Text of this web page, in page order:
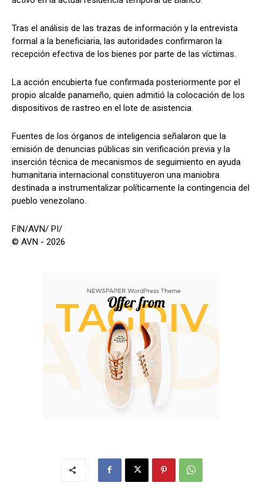
Tras el análisis de las trazas de información y la entrevista
formal a la beneficiaria, las autoridades confirmaron la
recepción efectiva de los bienes por parte de las víctimas.
La acción encubierta fue confirmada posteriormente por el
propio alcalde panameño, quien admitió la colocación de los
dispositivos de rastreo en el lote de asistencia.
Fuentes de los órganos de inteligencia señalaron que la
emisión de denuncias públicas sin verificación previa y la
inserción técnica de mecanismos de seguimiento en ayuda
humanitaria internacional constituyeron una maniobra
destinada a instrumentalizar políticamente la contingencia del
pueblo venezolano.
FIN/AVN/ PI/
© AVN - 2026